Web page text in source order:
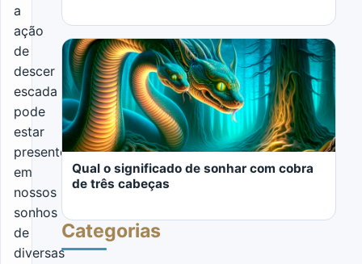
a
ação
de
descer
escada
pode
estar
presente
em
nossos
sonhos
de
diversas
LER MAIS
Qual o significado de sonhar com cobra
de três cabeças
Categorias